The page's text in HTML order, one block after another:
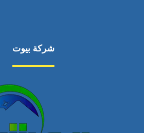
شركة بيوت